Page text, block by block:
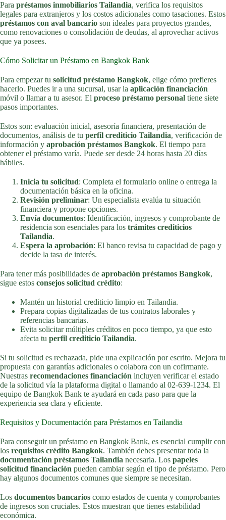
Para préstamos inmobiliarios Tailandia, verifica los requisitos
legales para extranjeros y los costos adicionales como tasaciones. Estos
préstamos con aval bancario son ideales para proyectos grandes,
como renovaciones o consolidación de deudas, al aprovechar activos
que ya posees.
Cómo Solicitar un Préstamo en Bangkok Bank
Para empezar tu solicitud préstamo Bangkok, elige cómo prefieres
hacerlo. Puedes ir a una sucursal, usar la aplicación financiación
móvil o llamar a tu asesor. El proceso préstamo personal tiene siete
pasos importantes.
Estos son: evaluación inicial, asesoría financiera, presentación de
documentos, análisis de tu perfil crediticio Tailandia, verificación de
información y aprobación préstamos Bangkok. El tiempo para
obtener el préstamo varía. Puede ser desde 24 horas hasta 20 días
hábiles.
Inicia tu solicitud: Completa el formulario online o entrega la
documentación básica en la oficina.
Revisión preliminar: Un especialista evalúa tu situación
financiera y propone opciones.
Envía documentos: Identificación, ingresos y comprobante de
residencia son esenciales para los trámites crediticios
Tailandia.
Espera la aprobación: El banco revisa tu capacidad de pago y
decide la tasa de interés.
Para tener más posibilidades de aprobación préstamos Bangkok,
sigue estos consejos solicitud crédito:
Mantén un historial crediticio limpio en Tailandia.
Prepara copias digitalizadas de tus contratos laborales y
referencias bancarias.
Evita solicitar múltiples créditos en poco tiempo, ya que esto
afecta tu perfil crediticio Tailandia.
Si tu solicitud es rechazada, pide una explicación por escrito. Mejora tu
propuesta con garantías adicionales o colabora con un cofirmante.
Nuestras recomendaciones financiación incluyen verificar el estado
de la solicitud vía la plataforma digital o llamando al 02-639-1234. El
equipo de Bangkok Bank te ayudará en cada paso para que la
experiencia sea clara y eficiente.
Requisitos y Documentación para Préstamos en Tailandia
Para conseguir un préstamo en Bangkok Bank, es esencial cumplir con
los requisitos crédito Bangkok. También debes presentar toda la
documentación préstamos Tailandia necesaria. Los papeles
solicitud financiación pueden cambiar según el tipo de préstamo. Pero
hay algunos documentos comunes que siempre se necesitan.
Los documentos bancarios como estados de cuenta y comprobantes
de ingresos son cruciales. Estos muestran que tienes estabilidad
económica.